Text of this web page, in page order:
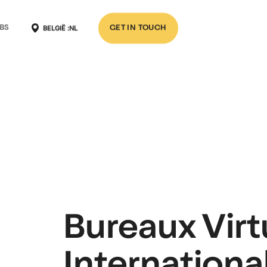
GET IN TOUCH
BELGIË :NL
Bureaux